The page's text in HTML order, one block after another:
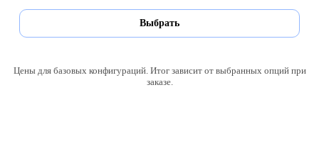
Выбрать
Цены для базовых конфигураций. Итог зависит от выбранных опций при
заказе.